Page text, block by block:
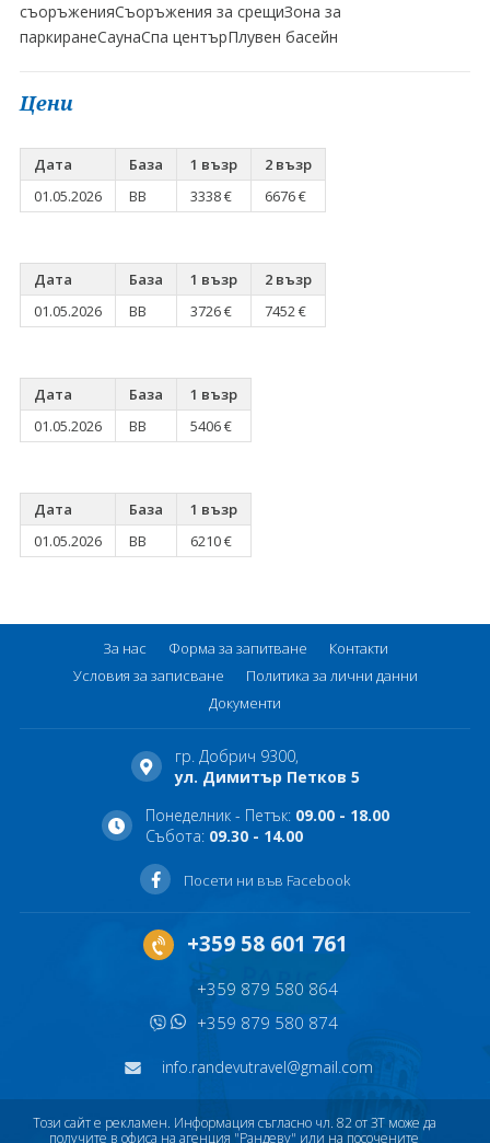
съоръженияСъоръжения за срещиЗона за
паркиранеСаунаСпа центърПлувен басейн
Цени
Дата База 1 възр
2 възр
01.05.2026
BB 3338 € 6676 €
Дата База 1 възр
2 възр
01.05.2026
BB 3726 € 7452 €
Дата База
1 възр
01.05.2026
BB 5406 €
Дата База
1 възр
01.05.2026
BB 6210 €
За нас Форма за запитване
Контакти
Условия за записване
Политика за лични данни
Документи
гр. Добрич 9300,
ул. Димитър Петков 5
Понеделник - Петък: 09.00 - 18.00
Събота: 09.30 - 14.00
Посети ни във Facebook
+359 58 601 761
+359 879 580 864
+359 879 580 874
info.randevutravel@gmail.com
Този сайт е рекламен. Информация съгласно чл. 82 от ЗТ може да
получите в офиса на агенция "Рандеву" или на посочените